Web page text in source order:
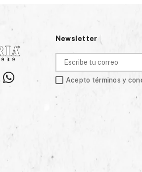
Whatsapp
Newsletter
Acepto términos y